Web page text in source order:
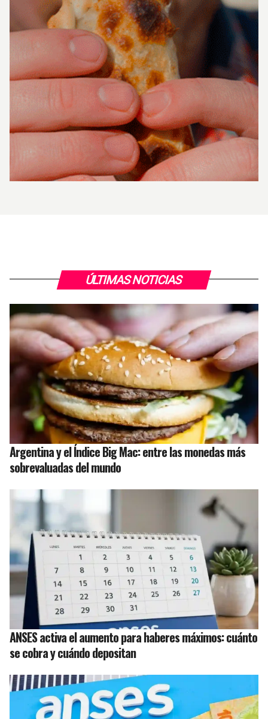
ÚLTIMAS NOTICIAS
Argentina y el Índice Big Mac: entre las monedas más
sobrevaluadas del mundo
ANSES activa el aumento para haberes máximos: cuánto
se cobra y cuándo depositan